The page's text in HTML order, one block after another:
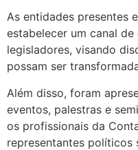
As entidades presentes
estabelecer um canal
legisladores, visando
possam ser
Além disso, foram
eventos, palestras e
os profissionais da
representantes políticos